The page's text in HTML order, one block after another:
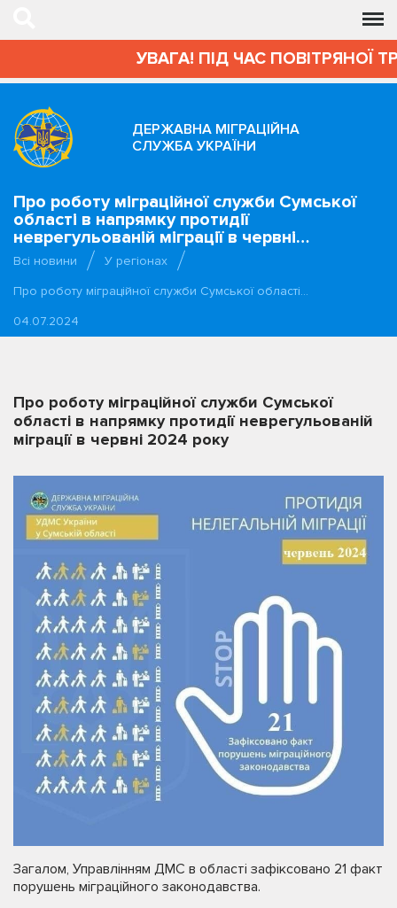
УВАГА! ПІД ЧАС ПОВІТРЯНОЇ
ДЕРЖАВНА МІГРАЦІЙНА
СЛУЖБА УКРАЇНИ
Про роботу міграційної служби Сумської
області в напрямку протидії
неврегульованій міграції в червні…
Всі новини
У регіонах
Про роботу міграційної служби Сумської області…
04.07.2024
Про роботу міграційної служби Сумської
області в напрямку протидії неврегульованій
міграції в червні 2024 року
Загалом, Управлінням ДМС в області зафіксовано 21 факт
порушень міграційного законодавства.